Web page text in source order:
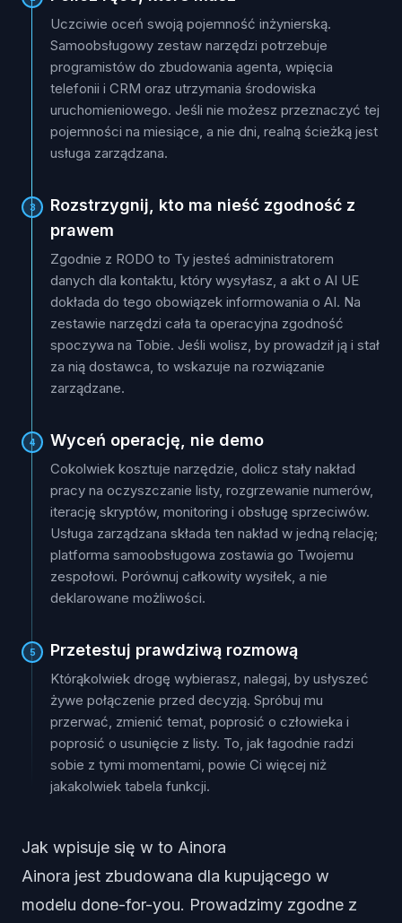
Uczciwie oceń swoją pojemność inżynierską.
Samoobsługowy zestaw narzędzi potrzebuje
programistów do zbudowania agenta, wpięcia
telefonii i CRM oraz utrzymania środowiska
uruchomieniowego. Jeśli nie możesz przeznaczyć tej
pojemności na miesiące, a nie dni, realną ścieżką jest
usługa zarządzana.
3
Rozstrzygnij, kto ma nieść zgodność z
prawem
Zgodnie z RODO to Ty jesteś administratorem
danych dla kontaktu, który wysyłasz, a akt o AI UE
dokłada do tego obowiązek informowania o AI. Na
zestawie narzędzi cała ta operacyjna zgodność
spoczywa na Tobie. Jeśli wolisz, by prowadził ją i stał
za nią dostawca, to wskazuje na rozwiązanie
zarządzane.
4 Wyceń operację, nie demo
Cokolwiek kosztuje narzędzie, dolicz stały nakład
pracy na oczyszczanie listy, rozgrzewanie numerów,
iterację skryptów, monitoring i obsługę sprzeciwów.
Usługa zarządzana składa ten nakład w jedną relację;
platforma samoobsługowa zostawia go Twojemu
zespołowi. Porównuj całkowity wysiłek, a nie
deklarowane możliwości.
5 Przetestuj prawdziwą rozmową
Którąkolwiek drogę wybierasz, nalegaj, by usłyszeć
żywe połączenie przed decyzją. Spróbuj mu
przerwać, zmienić temat, poprosić o człowieka i
poprosić o usunięcie z listy. To, jak łagodnie radzi
sobie z tymi momentami, powie Ci więcej niż
jakakolwiek tabela funkcji.
Jak wpisuje się w to Ainora
Ainora jest zbudowana dla kupującego w
modelu done-for-you. Prowadzimy zgodne z